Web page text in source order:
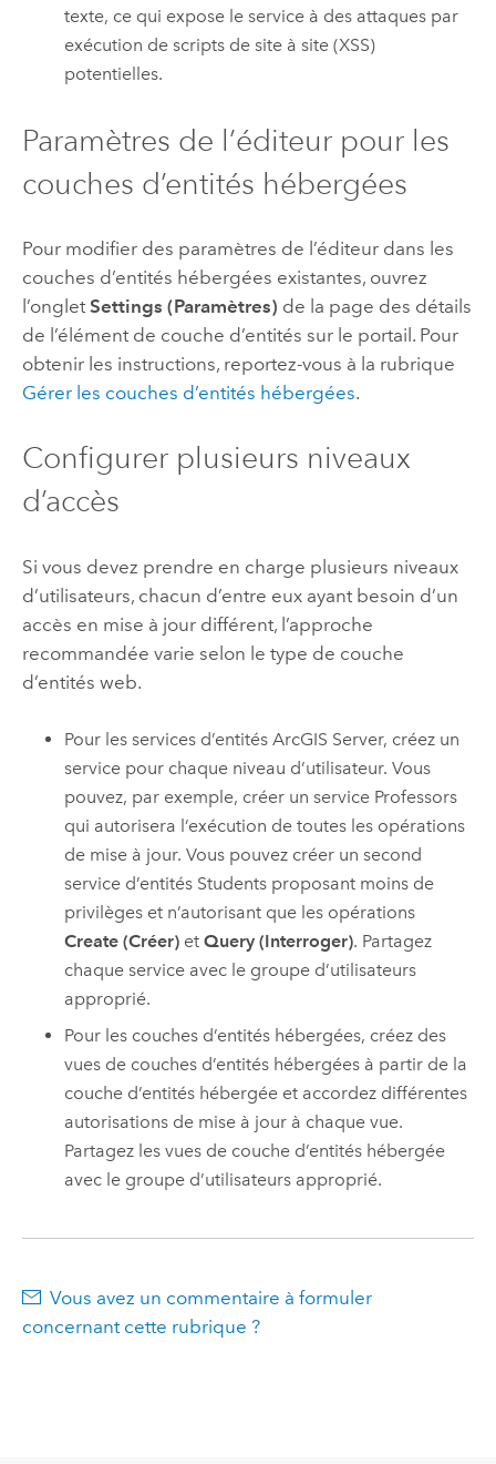
texte, ce qui expose le service à des attaques par
exécution de scripts de site à site (XSS)
potentielles.
Paramètres de l’éditeur pour les
couches d’entités hébergées
Pour modifier des paramètres de l’éditeur dans les
couches d’entités hébergées existantes, ouvrez
l’onglet Settings (Paramètres) de la page des détails
de l’élément de couche d’entités sur le portail. Pour
obtenir les instructions, reportez-vous à la rubrique
Gérer les couches d’entités hébergées.
Configurer plusieurs niveaux
d’accès
Si vous devez prendre en charge plusieurs niveaux
d’utilisateurs, chacun d’entre eux ayant besoin d’un
accès en mise à jour différent, l’approche
recommandée varie selon le type de couche
d’entités web.
Pour les services d’entitésArcGIS Server, créez un
service pour chaque niveau d’utilisateur. Vous
pouvez, par exemple, créer un service Professors
qui autorisera l’exécution de toutes les opérations
de mise à jour. Vous pouvez créer un second
service d’entités Students proposant moins de
privilèges et n’autorisant que les opérations
Create (Créer) etQuery (Interroger). Partagez
chaque service avec le groupe d’utilisateurs
approprié.
Pour les couches d’entités hébergées, créez des
vues de couches d’entités hébergées à partir de la
couche d’entités hébergée et accordez différentes
autorisations de mise à jour à chaque vue.
Partagez les vues de couche d’entités hébergée
avec le groupe d’utilisateurs approprié.
Vous avez un commentaire à formuler
concernant cette rubrique ?